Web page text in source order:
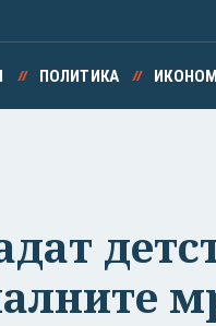
ПОЛИТИКА